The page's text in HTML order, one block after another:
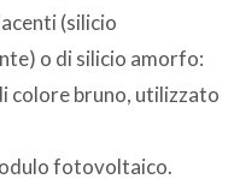
(silicio
o di silicio amorfo:
colore bruno, utilizzato
fotovoltaico.